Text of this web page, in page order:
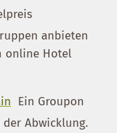
anbieten
online Hotel
Ein Groupon
Abwicklung.